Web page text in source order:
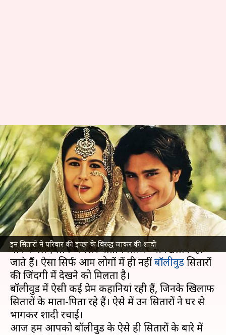
इन सितारों ने परिवार की इच्छा के विरुद्ध जाकर की शादी
सैफ अली खान-अमृता सिंह ही नहीं,
इन सितारों ने भी घर से भागकर रचाई
शादी
लेखन पलक Jun 04, 2024 07:16 am
क्या है खबर?
कहावत है प्यार का दूसरा नाम बगावत है। अपने प्यार को
पाने के लिए लोग अक्सर माता-पिता के भी खिलाफ हो
जाते हैं। ऐसा सिर्फ आम लोगों में ही नहींबॉलीवुडसितारों
की जिंदगी में देखने को मिलता है।
बॉलीवुड में ऐसी कई प्रेम कहानियां रही हैं, जिनके खिलाफ
सितारों के माता-पिता रहे हैं। ऐसे में उन सितारों ने घर से
भागकर शादी रचाई।
आज हम आपको बॉलीवुड के ऐसे ही सितारों के बारे में